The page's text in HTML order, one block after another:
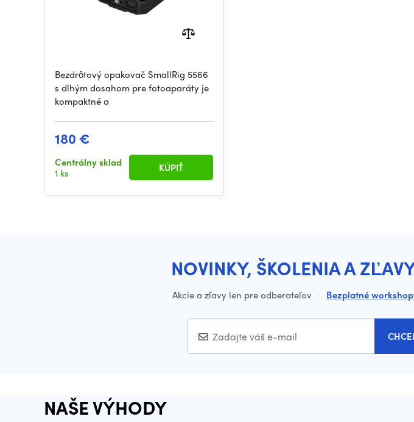
Bezdrôtový opakovač SmallRig 5566
s dlhým dosahom pre fotoaparáty je
kompaktné a
180 €
Centrálny sklad
1 ks
KÚPIŤ
NOVINKY, ŠKOLENIA A
Akcie a zľavy len pre odberateľov · Bezplatné
NAŠE VÝHODY